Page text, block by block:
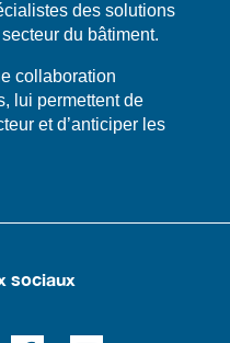
des solutions
du bâtiment.
collaboration
lui permettent de
et d’anticiper les
sociaux